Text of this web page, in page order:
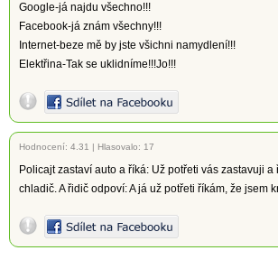
Google-já najdu všechno!!!
Facebook-já znám všechny!!!
Internet-beze mě by jste všichni namydlení!!!
Elektřina-Tak se uklidníme!!!Jo!!!
Hodnocení: 4.31 | Hlasovalo: 17
Policajt zastaví auto a říká: Už potřeti vás zastavuji a
chladič. A řidič odpoví: A já už potřeti říkám, že jsem